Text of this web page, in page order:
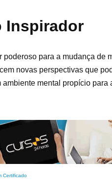
Inspirador
para a mudança de
novas perspectivas que
mental propício para
Certificado